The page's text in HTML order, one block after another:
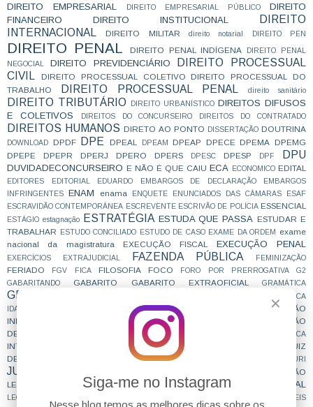
✕
Siga-me no Instagram
Nesse blog temos as melhores dicas sobre os
DIREITO EMPRESARIAL DIREITO EMPRESARIAL PÚBLICO
DIREITO
FINANCEIRO
DIREITO INSTITUCIONAL
DIREITO
INTERNACIONAL
DIREITO MILITAR direito notarial DIREITO PEN
DIREITO PENAL DIREITO PENAL INDÍGENA
DIREITO PENAL
NEGOCIAL
DIREITO PREVIDENCIÁRIO
DIREITO PROCESSUAL
CIVIL
DIREITO PROCESSUAL COLETIVO
DIREITO PROCESSUAL DO
TRABALHO
DIREITO PROCESSUAL PENAL direito sanitário
DIREITO TRIBUTÁRIO DIREITO URBANÍSTICO DIREITOS DIFUSOS
E COLETIVOS
DIREITOS DO CONCURSEIRO DIREITOS DO CONTRATADO
DIREITOS HUMANOS DIRETO AO PONTO DISSERTAÇÃO DOUTRINA
DOWNLOAD DPDF DPE DPEAL DPEAM DPEAP DPECE DPEMA DPEMG
DPEPE
DPEPR DPERJ DPERO DPERS DPESC DPESP DPF DPU
DUVIDADECONCURSEIRO E NÃO É QUE CAIU ECA ECONOMICO EDITAL
EDITORES EDITORIAL EDUARDO EMBARGOS DE DECLARAÇÃO
EMBARGOS
INFRINGENTES
ENAM enama ENQUETE ENUNCIADOS DAS CÂMARAS
ESAF
ESCRAVIDÃO CONTEMPORÂNEA ESCREVENTE ESCRIVÃO DE POLÍCIA ESSENCIAL
ESTÁGIO estagnação ESTRATÉGIA ESTUDA QUE PASSA ESTUDAR E
TRABALHAR
ESTUDO CONCILIADO ESTUDO DE CASO EXAME DA ORDEM
exame
nacional da magistratura
EXECUÇÃO FISCAL EXECUÇÃO PENAL
EXERCÍCIOS EXTRAJUDICIAL FAZENDA PÚBLICA FEMINIZAÇÃO
FERIADO FGV FICA FILOSOFIA FOCO FORO POR PRERROGATIVA
G2
GABARITANDO
GABARITO GABARITO EXTRAOFICIAL GRAMÁTICA
GRANDES JULGAMENTOS
HUMANÍSTICA
IDADE
IMPROBIDADE ADMINISTRATIVA
INDICAÇÃO
INFORMAÇÃO
INFORMATIVOS INQUÉRITO POLICIAL
INSCRIÇÃO
DEFINITIVA
INSTAGRAM INTERCEPTAÇÃO TELEFÔNICA
INTERNACIONAL INTERPRETAÇÃO JUDICIALIZAÇÃO
JUIZ
DE DIREITO
JUIZ ESTADUAL JUIZ FEDERAL JURI
JURISPRUDENCIA
LEGISLAÇÃO
LEGISLAÇÃO INTERNACIONAL
LEGISLAÇÃO PENAL ESPECIAL
LEGITIMIDADE
LEIS